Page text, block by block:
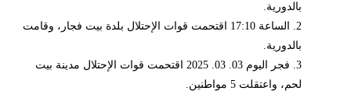
بالدورية.
2. الساعة 17:10 اقتحمت قوات الإحتلال بلدة بيت فجار، وقامت
بالدورية.
3. فجر اليوم 03. 03. 2025 اقتحمت قوات الإحتلال مدينة بيت
لحم، واعتقلت 5 مواطنين.